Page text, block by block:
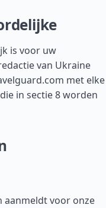
is voor uw
van Ukraine
met elke
in sectie 8 worden
aanmeldt voor onze